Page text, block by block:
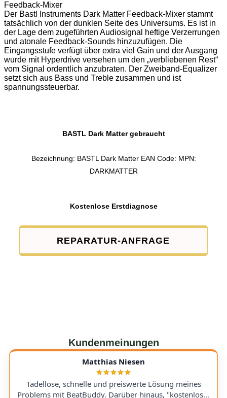
Feedback-Mixer
Der Bastl Instruments Dark Matter Feedback-Mixer stammt
tatsächlich von der dunklen Seite des Universums. Es ist in
der Lage dem zugeführten Audiosignal heftige Verzerrungen
und atonale Feedback-Sounds hinzuzufügen. Die
Eingangsstufe verfügt über extra viel Gain und der Ausgang
wurde mit Hyperdrive versehen um den „verbliebenen Rest“
vom Signal ordentlich anzubraten. Der Zweiband-Equalizer
setzt sich aus Bass und Treble zusammen und ist
spannungssteuerbar.
BASTL Dark Matter gebraucht
Bezeichnung: BASTL Dark Matter EAN Code: MPN:
DARKMATTER
Kostenlose Erstdiagnose
REPARATUR-ANFRAGE
Kundenmeinungen
Matthias Niesen
Tadellose, schnelle und preiswerte Lösung meines
Problems mit BeatBuddy. Darüber hinaus, "kostenloser